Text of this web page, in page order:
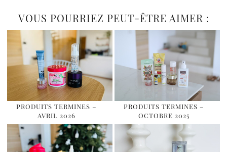
VOUS POURRIEZ PEUT-ÊTRE AIMER :
PRODUITS TERMINES –
AVRIL 2026
PRODUITS TERMINES –
OCTOBRE 2025